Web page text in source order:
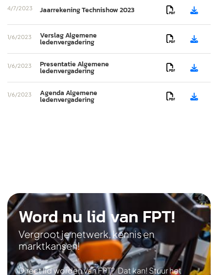
4/7/2023 Jaarrekening Technishow 2023  
1/6/2023 Verslag Algemene
ledenvergadering  
1/6/2023 Presentatie Algemene
ledenvergadering  
1/6/2023 Agenda Algemene
ledenvergadering  
Word nu lid van FPT!
Vergroot je netwerk, kennis en
marktkansen!
Direct lid worden van FPT? Dat kan! Stuur het